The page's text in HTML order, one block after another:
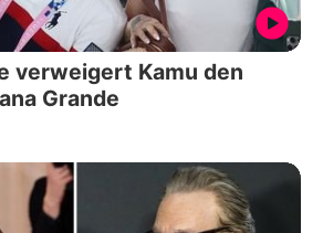
verweigert Kamu den
Grande